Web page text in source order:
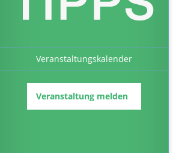
Veranstaltungskalender
Veranstaltung melden